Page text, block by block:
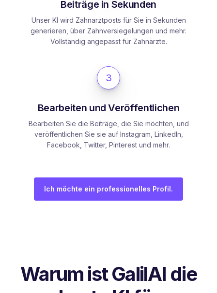
Beiträge in Sekunden
Unser KI wird Zahnarztposts für Sie in Sekunden
generieren, über Zahnversiegelungen und mehr.
Vollständig angepasst für Zahnärzte.
3
Bearbeiten und Veröffentlichen
Bearbeiten Sie die Beiträge, die Sie möchten, und
veröffentlichen Sie sie auf Instagram, LinkedIn,
Facebook, Twitter, Pinterest und mehr.
Ich möchte ein professionelles Profil.
Warum ist GalilAI die